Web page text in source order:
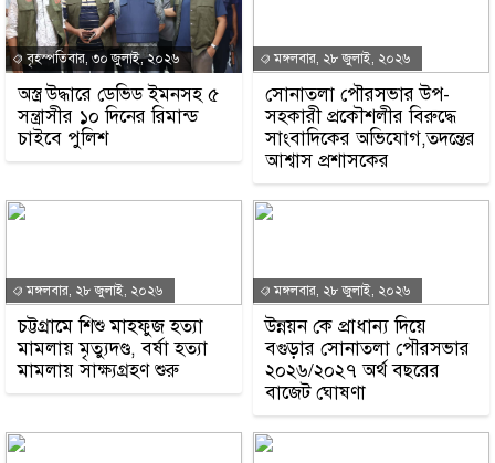
বৃহস্পতিবার, ৩০ জুলাই, ২০২৬
অস্ত্র উদ্ধারে ডেভিড ইমনসহ ৫
সন্ত্রাসীর ১০ দিনের রিমান্ড
চাইবে পুলিশ
মঙ্গলবার, ২৮ জুলাই, ২০২৬
সোনাতলা পৌরসভার উপ-
সহকারী প্রকৌশলীর বিরুদ্ধে
সাংবাদিকের অভিযোগ,তদন্তের
আশ্বাস প্রশাসকের
মঙ্গলবার, ২৮ জুলাই, ২০২৬
চট্টগ্রামে শিশু মাহফুজ হত্যা
মামলায় মৃত্যুদণ্ড, বর্ষা হত্যা
মামলায় সাক্ষ্যগ্রহণ শুরু
মঙ্গলবার, ২৮ জুলাই, ২০২৬
উন্নয়ন কে প্রাধান্য দিয়ে
বগুড়ার সোনাতলা পৌরসভার
২০২৬/২০২৭ অর্থ বছরের
বাজেট ঘোষণা